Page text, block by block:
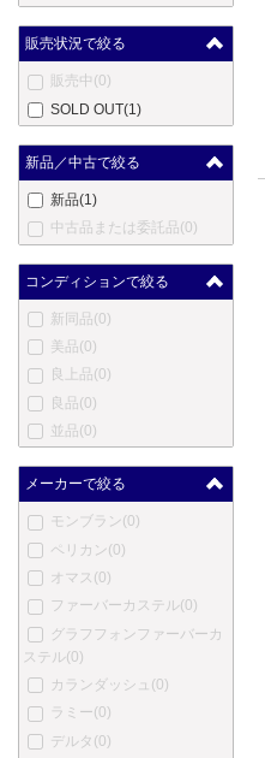
販売状況で絞る
販売中 (0)
SOLD OUT(1)
新品／中古で絞る
新品(1)
中古品または委託品(0)
コンディションで絞る
新同品(0)
美品(0)
良上品(0)
良品(0)
並品(0)
メーカーで絞る
モンブラン (0)
ペリカン (0)
オマス (0)
ファーバーカステル(0)
グラフフォンファーバーカ
ステル(0)
カランダッシュ (0)
ラミー(0)
デルタ (0)